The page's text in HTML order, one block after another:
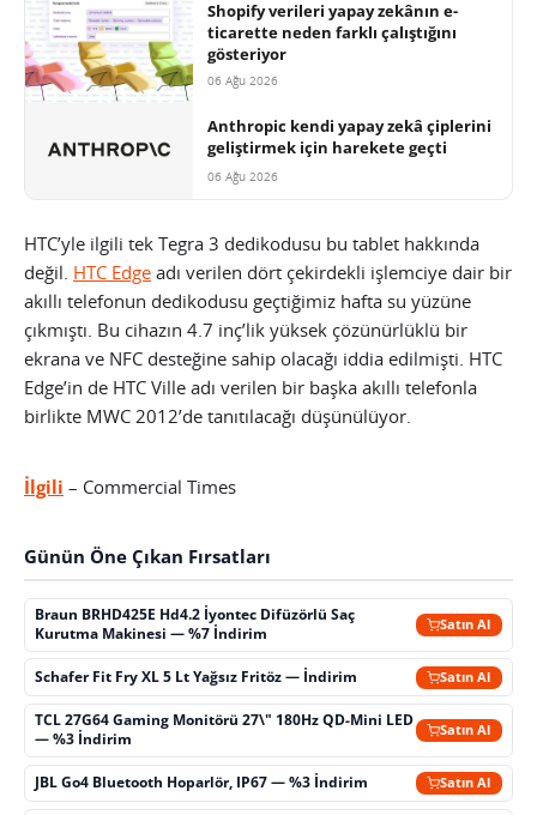
Shopify verileri yapay zekânın e-
ticarette neden farklı çalıştığını
gösteriyor
06 Ağu 2026
Anthropic kendi yapay zekâ çiplerini
geliştirmek için harekete geçti
06 Ağu 2026
HTC’yle ilgili tek Tegra 3 dedikodusu bu tablet hakkında
değil. HTC Edge adı verilen dört çekirdekli işlemciye dair bir
akıllı telefonun dedikodusu geçtiğimiz hafta su yüzüne
çıkmıştı. Bu cihazın 4.7 inç’lik yüksek çözünürlüklü bir
ekrana ve NFC desteğine sahip olacağı iddia edilmişti. HTC
Edge’in de HTC Ville adı verilen bir başka akıllı telefonla
birlikte MWC 2012’de tanıtılacağı düşünülüyor.
İlgili – Commercial Times
Günün Öne Çıkan Fırsatları
Braun BRHD425E Hd4.2 İyontec Difüzörlü Saç
Kurutma Makinesi — %7 İndirim
Satın Al
Schafer Fit Fry XL 5 Lt Yağsız Fritöz — İndirim Satın Al
TCL 27G64 Gaming Monitörü 27\" 180Hz QD-Mini LED
— %3 İndirim
Satın Al
JBL Go4 Bluetooth Hoparlör, IP67 — %3 İndirim Satın Al